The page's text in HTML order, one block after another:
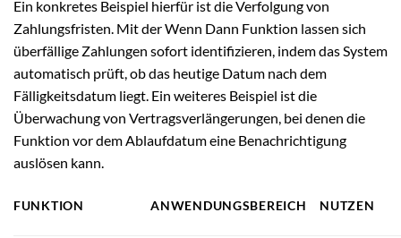
Ein konkretes Beispiel hierfür ist die Verfolgung von
Zahlungsfristen. Mit der Wenn Dann Funktion lassen sich
überfällige Zahlungen sofort identifizieren, indem das System
automatisch prüft, ob das heutige Datum nach dem
Fälligkeitsdatum liegt. Ein weiteres Beispiel ist die
Überwachung von Vertragsverlängerungen, bei denen die
Funktion vor dem Ablaufdatum eine Benachrichtigung
auslösen kann.
FUNKTION ANWENDUNGSBEREICH NUTZEN